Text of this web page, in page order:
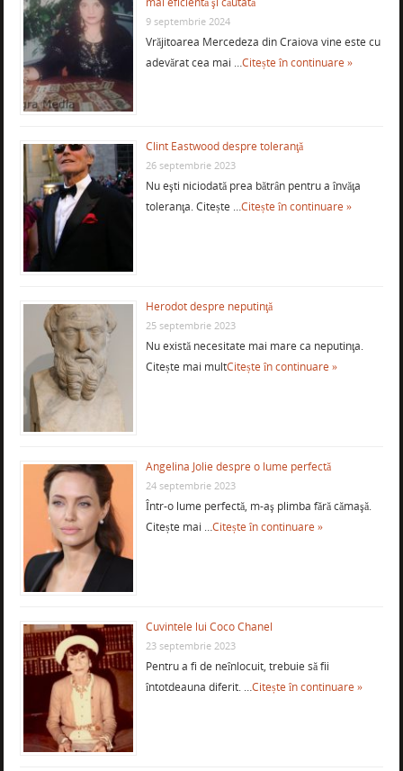
9 septembrie 2024
Vrăjitoarea Mercedeza din Craiova vine este cu
adevărat cea mai …Citește în continuare »
Clint Eastwood despre toleranţă
26 septembrie 2023
Nu eşti niciodată prea bătrân pentru a învăţa
toleranţa. Citește …Citește în continuare »
Herodot despre neputinţă
25 septembrie 2023
Nu există necesitate mai mare ca neputinţa.
Citește mai multCitește în continuare »
Angelina Jolie despre o lume perfectă
24 septembrie 2023
Într-o lume perfectă, m-aş plimba fără cămaşă.
Citește mai …Citește în continuare »
Cuvintele lui Coco Chanel
23 septembrie 2023
Pentru a fi de neînlocuit, trebuie să fii
întotdeauna diferit. …Citește în continuare »